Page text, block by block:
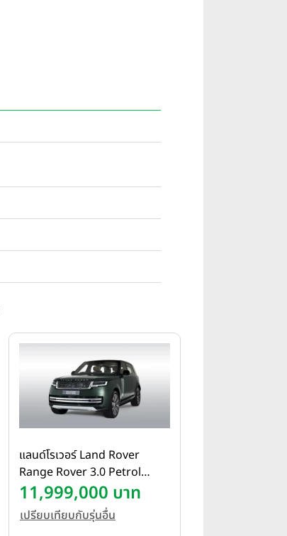
แลนด์โรเวอร์ Land Rover
Range Rover 3.0 Petrol
Plug-In Hybrid LWB AWD
Autobiography Plus ปี 2022
11,999,000 บาท
เปรียบเทียบกับรุ่นอื่น